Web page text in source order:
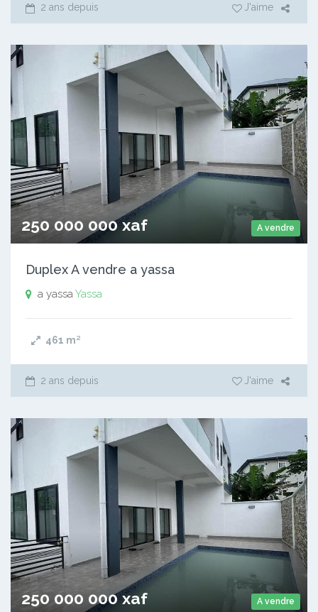
2 ans depuis J'aime
A vendre
250 000 000 xaf
Duplex A vendre a yassa
a yassa Yassa
461 m²
2 ans depuis J'aime
A vendre
250 000 000 xaf